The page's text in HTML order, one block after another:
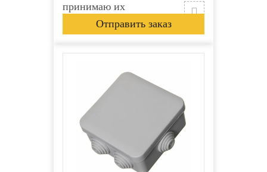
принимаю их